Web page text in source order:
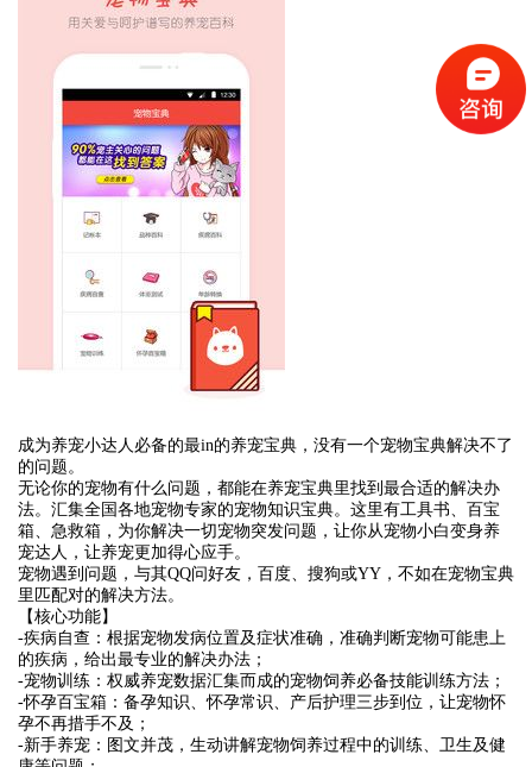
成为养宠小达人必备的最in的养宠宝典，没有一个宠物宝典解决不了
的问题。
无论你的宠物有什么问题，都能在养宠宝典里找到最合适的解决办
法。汇集全国各地宠物专家的宠物知识宝典。这里有工具书、百宝
箱、急救箱，为你解决一切宠物突发问题，让你从宠物小白变身养
宠达人，让养宠更加得心应手。
宠物遇到问题，与其QQ问好友，百度、搜狗或YY，不如在宠物宝典
里匹配对的解决方法。
【核心功能】
-疾病自查：根据宠物发病位置及症状准确，准确判断宠物可能患上
的疾病，给出最专业的解决办法；
-宠物训练：权威养宠数据汇集而成的宠物饲养必备技能训练方法；
-怀孕百宝箱：备孕知识、怀孕常识、产后护理三步到位，让宠物怀
孕不再措手不及；
-新手养宠：图文并茂，生动讲解宠物饲养过程中的训练、卫生及健